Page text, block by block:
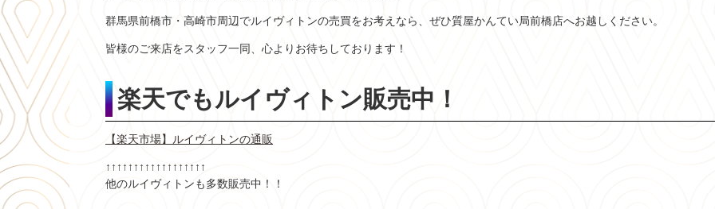
群馬県前橋市・高崎市周辺でルイヴィトンの売買をお考えなら、ぜひ質屋かんてい局前橋店へお越しください。
皆様のご来店をスタッフ一同、心よりお待ちしております！
楽天でもルイヴィトン販売中！
【楽天市場】ルイヴィトンの通販
↑↑↑↑↑↑↑↑↑↑↑↑↑↑↑↑↑↑
他のルイヴィトンも多数販売中！！